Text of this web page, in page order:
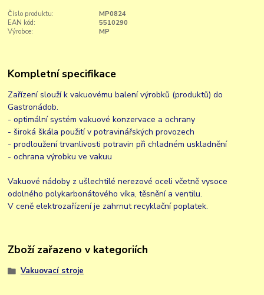
Číslo produktu:
MP0824
EAN kód:
5510290
Výrobce:
MP
Kompletní specifikace
Zařízení slouží k vakuovému balení výrobků (produktů) do
Gastronádob.
- optimální systém vakuové konzervace a ochrany
- široká škála použití v potravinářských provozech
- prodloužení trvanlivosti potravin při chladném uskladnění
- ochrana výrobku ve vakuu
Vakuové nádoby z ušlechtilé nerezové oceli včetně vysoce
odolného polykarbonátového víka, těsnění a ventilu.
V ceně elektrozařízení je zahrnut recyklační poplatek.
Zboží zařazeno v kategoriích
Vakuovací stroje